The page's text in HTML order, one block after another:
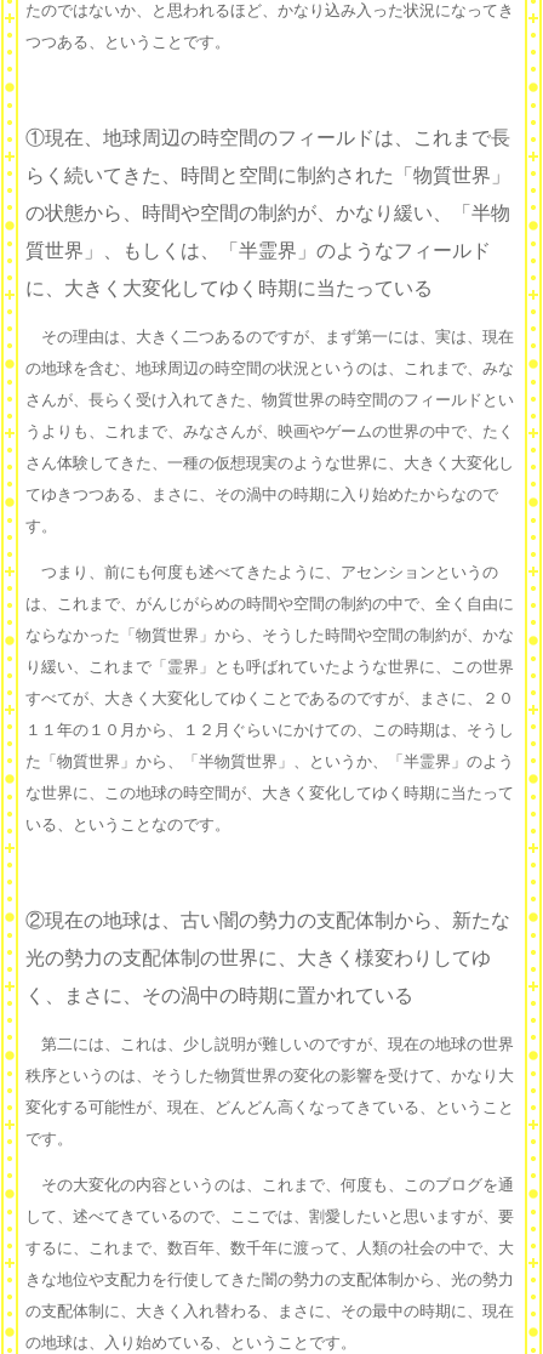
たのではないか、と思われるほど、かなり込み入った状況になってき
つつある、ということです。
①現在、地球周辺の時空間のフィールドは、これまで長
らく続いてきた、時間と空間に制約された「物質世界」
の状態から、時間や空間の制約が、かなり緩い、「半物
質世界」、もしくは、「半霊界」のようなフィールド
に、大きく大変化してゆく時期に当たっている
その理由は、大きく二つあるのですが、まず第一には、実は、現在
の地球を含む、地球周辺の時空間の状況というのは、これまで、みな
さんが、長らく受け入れてきた、物質世界の時空間のフィールドとい
うよりも、これまで、みなさんが、映画やゲームの世界の中で、たく
さん体験してきた、一種の仮想現実のような世界に、大きく大変化し
てゆきつつある、まさに、その渦中の時期に入り始めたからなので
す。
つまり、前にも何度も述べてきたように、アセンションというの
は、これまで、がんじがらめの時間や空間の制約の中で、全く自由に
ならなかった「物質世界」から、そうした時間や空間の制約が、かな
り緩い、これまで「霊界」とも呼ばれていたような世界に、この世界
すべてが、大きく大変化してゆくことであるのですが、まさに、２０
１１年の１０月から、１２月ぐらいにかけての、この時期は、そうし
た「物質世界」から、「半物質世界」、というか、「半霊界」のよう
な世界に、この地球の時空間が、大きく変化してゆく時期に当たって
いる、ということなのです。
②現在の地球は、古い闇の勢力の支配体制から、新たな
光の勢力の支配体制の世界に、大きく様変わりしてゆ
く、まさに、その渦中の時期に置かれている
第二には、これは、少し説明が難しいのですが、現在の地球の世界
秩序というのは、そうした物質世界の変化の影響を受けて、かなり大
変化する可能性が、現在、どんどん高くなってきている、ということ
です。
その大変化の内容というのは、これまで、何度も、このブログを通
して、述べてきているので、ここでは、割愛したいと思いますが、要
するに、これまで、数百年、数千年に渡って、人類の社会の中で、大
きな地位や支配力を行使してきた闇の勢力の支配体制から、光の勢力
の支配体制に、大きく入れ替わる、まさに、その最中の時期に、現在
の地球は、入り始めている、ということです。